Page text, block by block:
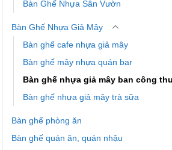
Bàn Ghế Nhựa Sân Vườn
Bàn Ghế Nhựa Giả Mây
Bàn ghế cafe nhựa giả mây
Bàn ghế mây nhựa quán bar
Bàn ghế nhựa giả mây ban công
Bàn ghế nhựa giả mây trà sữa
Bàn ghế phòng ăn
Bàn ghế quán ăn, quán nhậu